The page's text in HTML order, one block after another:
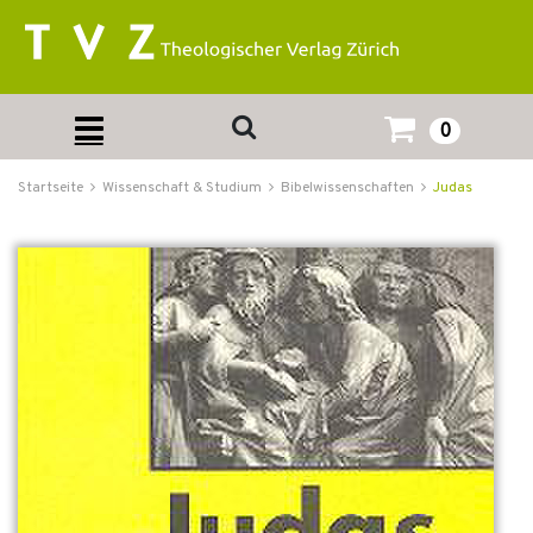
0
Startseite Wissenschaft & Studium Bibelwissenschaften Judas